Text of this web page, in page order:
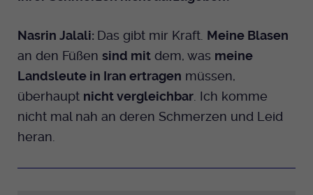
Nasrin Jalali: Das gibt mir Kraft. Meine Blasen
an den Füßen sind mit dem, was meine
Landsleute in Iran ertragen müssen,
überhaupt nicht vergleichbar . Ich komme
nicht mal nah an deren Schmerzen und Leid
heran.